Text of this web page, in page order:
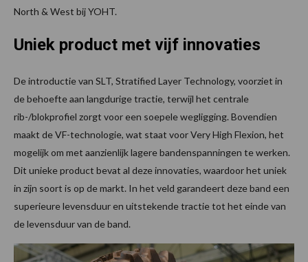
North & West bij YOHT.
Uniek product met vijf innovaties
De introductie van SLT, Stratified Layer Technology, voorziet in
de behoefte aan langdurige tractie, terwijl het centrale
rib-/blokprofiel zorgt voor een soepele wegligging. Bovendien
maakt de VF-technologie, wat staat voor Very High Flexion, het
mogelijk om met aanzienlijk lagere bandenspanningen te werken.
Dit unieke product bevat al deze innovaties, waardoor het uniek
in zijn soort is op de markt. In het veld garandeert deze band een
superieure levensduur en uitstekende tractie tot het einde van
de levensduur van de band.